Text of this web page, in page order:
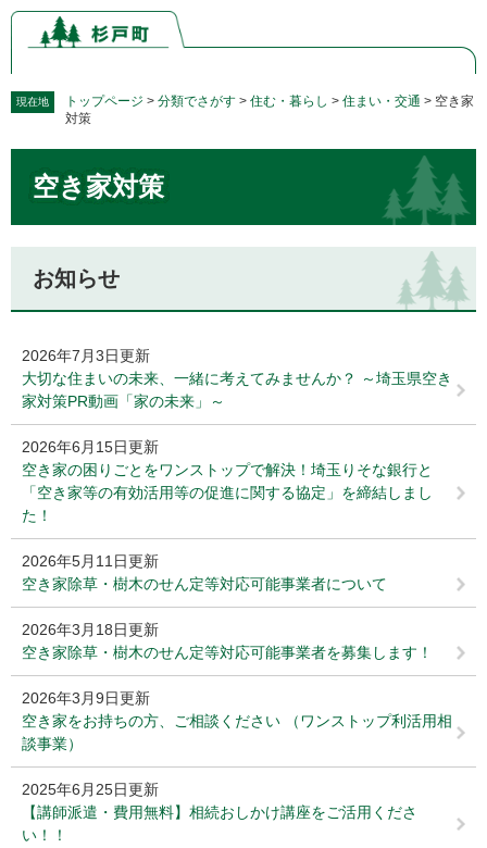
ペ
の
で
メ
ー
ば
現在地 トップページ > 分類でさがす > 住む・暮らし > 住まい・交通 > 空き家
対策
空き家対策
お知らせ
2026年7月3日更新
大切な住まいの未来、一緒に考えてみませんか？ ～埼玉県空き
家対策PR動画「家の未来」～
2026年6月15日更新
空き家の困りごとをワンストップで解決！埼玉りそな銀行と
「空き家等の有効活用等の促進に関する協定」を締結しまし
た！
2026年5月11日更新
空き家除草・樹木のせん定等対応可能事業者について
2026年3月18日更新
空き家除草・樹木のせん定等対応可能事業者を募集します！
2026年3月9日更新
空き家をお持ちの方、ご相談ください （ワンストップ利活用相
談事業）
2025年6月25日更新
【講師派遣・費用無料】相続おしかけ講座をご活用くださ
い！！